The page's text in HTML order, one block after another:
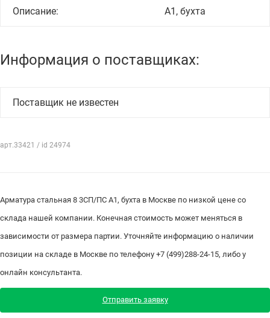
Описание: А1, бухта
Информация о поставщиках:
Поставщик не известен
арт.33421 / id 24974
Арматура стальная 8 3СП/ПС А1, бухта в Москве по низкой цене со
склада нашей компании. Конечная стоимость может меняться в
зависимости от размера партии. Уточняйте информацию о наличии
позиции на складе в Москве по телефону +7 (499)288-24-15, либо у
онлайн консультанта.
Отправить заявку